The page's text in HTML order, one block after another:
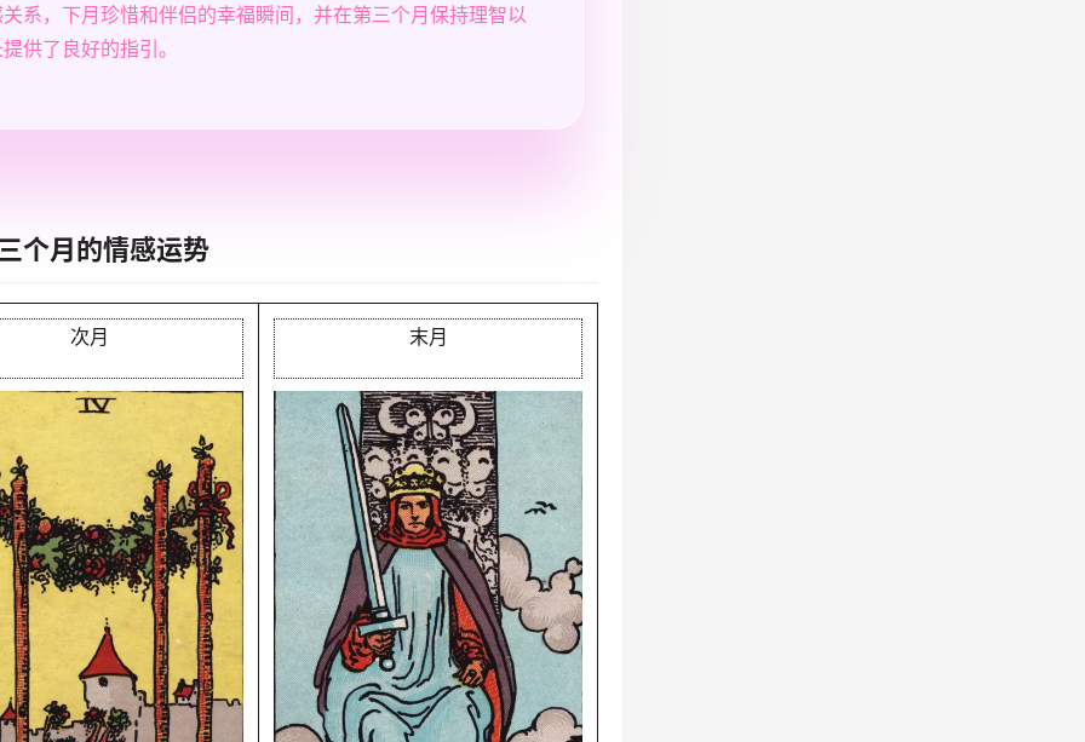
系，下月珍惜和伴侣的幸福瞬间，并在第三个月保持理智以
供了良好的指引。
个月的情感运势
次月 末月